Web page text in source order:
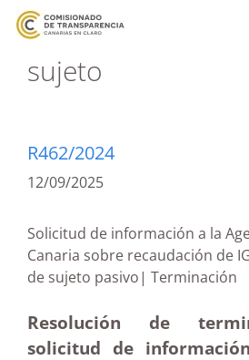
sujeto
R462/2024
12/09/2025
Solicitud de información a la
Canaria sobre recaudación de
de sujeto pasivo|
Resolución de
solicitud de